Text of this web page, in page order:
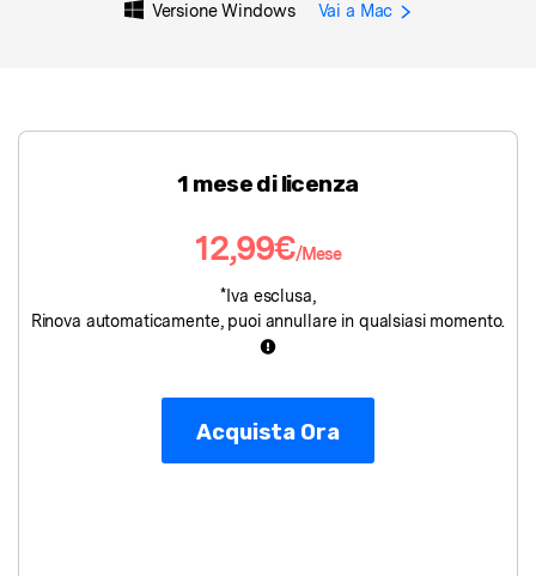
Visualizza Tutte Le App
Scopri & Supporto
Scopri
Versione Windows Vai a Mac
1 mese di licenza
12,99€/Mese
*Iva esclusa,
Rinova automaticamente, puoi annullare in qualsiasi momento.
Acquista Ora